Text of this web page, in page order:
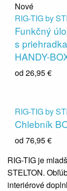
Nové
RIG-TIG by
Funkčný
s
HANDY-
od 26,95 €
RIG-TIG by
Chlebník
od 76,95 €
RIG-TIG je
STELTON.
interiérové